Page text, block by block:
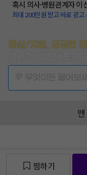
혹시 의사·병원관계자 이
최대 200만원 받고 바로 광
증상/치료, 궁금한
찜하기